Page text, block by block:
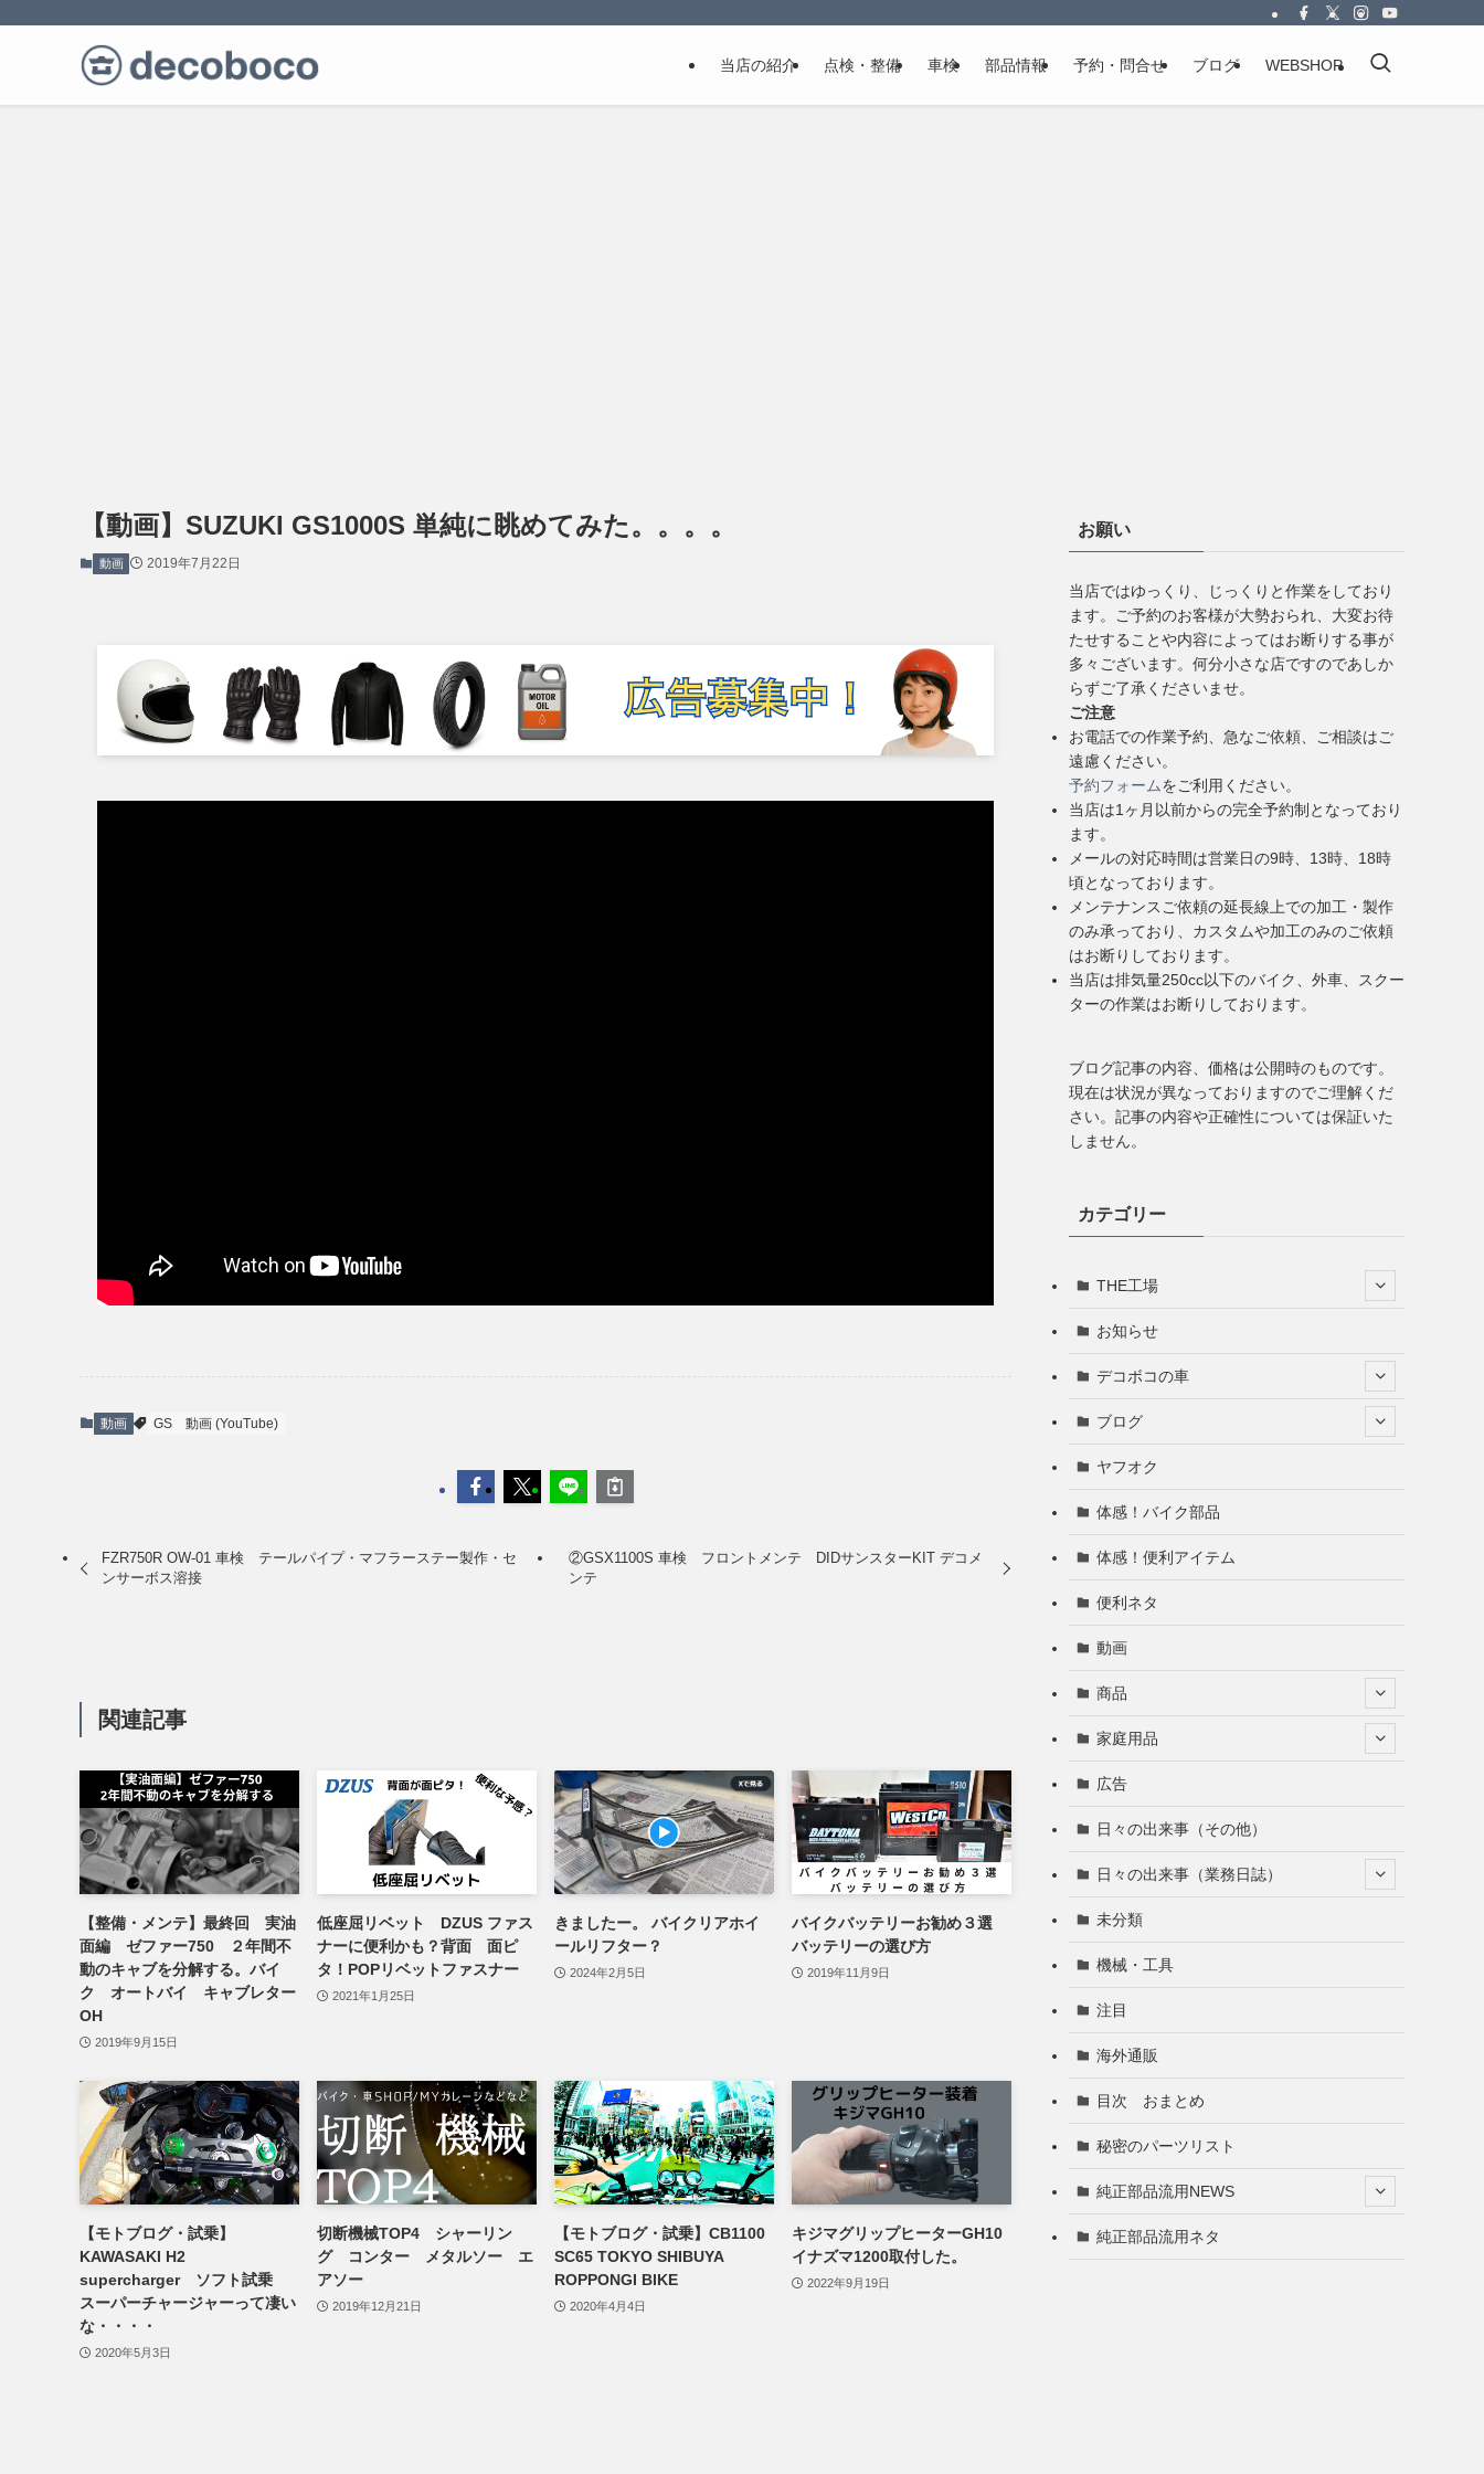
当店の紹介 点検・整備 車検 部品情報 予約・問合せ ブログ WEBSHOP
【動画】SUZUKI GS1000S 単純に眺めてみた。。。。
動画 2019年7月22日
動画 GS 動画 (YouTube)
FZR750R OW-01 車検 テールパイプ・マフラーステー製作・セ
ンサーボス溶接
②GSX1100S 車検 フロントメンテ DIDサンスターKIT デコメ
ンテ
関連記事
【整備・メンテ】最終回 実油
面編 ゼファー750 ２年間不
動のキャブを分解する。バイ
ク オートバイ キャブレター
OH
2019年9月15日
低座屈リベット DZUS ファス
ナーに便利かも？背面 面ピ
タ！POPリベットファスナー
2021年1月25日
きましたー。 バイクリアホイ
ールリフター？
2024年2月5日
バイクバッテリーお勧め３選
バッテリーの選び方
2019年11月9日
【モトブログ・試乗】
KAWASAKI H2
supercharger ソフト試乗
スーパーチャージャーって凄い
な・・・・
2020年5月3日
切断機械TOP4 シャーリン
グ コンター メタルソー エ
アソー
2019年12月21日
【モトブログ・試乗】CB1100
SC65 TOKYO SHIBUYA
ROPPONGI BIKE
2020年4月4日
キジマグリップヒーターGH10
イナズマ1200取付した。
2022年9月19日
お願い
当店ではゆっくり、じっくりと作業をしており
ます。ご予約のお客様が大勢おられ、大変お待
たせすることや内容によってはお断りする事が
多々ございます。何分小さな店ですのであしか
らずご了承くださいませ。
ご注意
お電話での作業予約、急なご依頼、ご相談はご
遠慮ください。
予約フォームをご利用ください。
当店は1ヶ月以前からの完全予約制となっており
ます。
メールの対応時間は営業日の9時、13時、18時
頃となっております。
メンテナンスご依頼の延長線上での加工・製作
のみ承っており、カスタムや加工のみのご依頼
はお断りしております。
当店は排気量250cc以下のバイク、外車、スクー
ターの作業はお断りしております。
ブログ記事の内容、価格は公開時のものです。
現在は状況が異なっておりますのでご理解くだ
さい。記事の内容や正確性については保証いた
しません。
カテゴリー
THE工場
お知らせ
デコボコの車
ブログ
ヤフオク
体感！バイク部品
体感！便利アイテム
便利ネタ
動画
商品
家庭用品
広告
日々の出来事（その他）
日々の出来事（業務日誌）
未分類
機械・工具
注目
海外通販
目次 おまとめ
秘密のパーツリスト
純正部品流用NEWS
純正部品流用ネタ